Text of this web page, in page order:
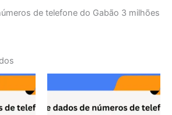
de telefone do Gabão 3 milhões